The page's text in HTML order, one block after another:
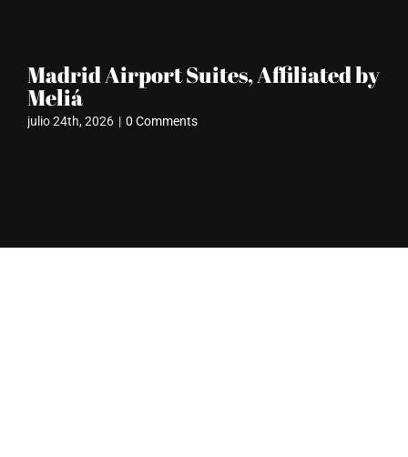
Madrid Airport Suites, Affiliated by
Meliá
julio 24th, 2026 | 0 Comments